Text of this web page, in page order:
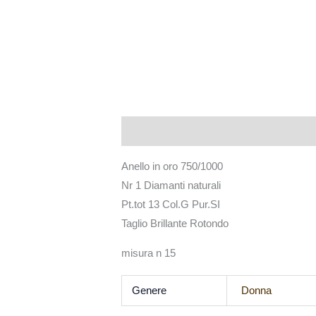
Anello in oro 750/1000
Nr 1 Diamanti naturali
Pt.tot 13 Col.G Pur.SI
Taglio Brillante Rotondo
misura n 15
Genere Donna